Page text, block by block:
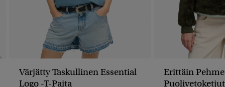
Värjätty Taskullinen Essential
Logo -T-Paita
Erittäin